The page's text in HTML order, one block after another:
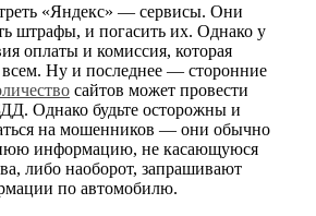
«Яндекс» — сервисы. Они
штрафы, и погасить их. Однако у
оплаты и комиссия, которая
всем. Ну и последнее — сторонние
сайтов может провести
Однако будьте осторожны и
на мошенников — они обычно
информацию, не касающуюся
либо наоборот, запрашивают
по автомобилю.